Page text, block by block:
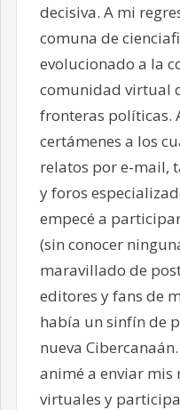
decisiva. A mi
comuna de
evolucionado a la
comunidad virtual
fronteras políticas.
certámenes a los
relatos por e-mail,
y foros
empecé a
(sin conocer
maravillado de
editores y fans de
había un sinfín de
nueva
animé a enviar mis
virtuales y